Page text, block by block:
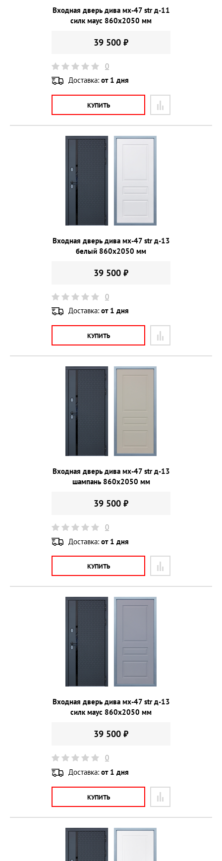
Входная дверь дива мх-47 str д-11
силк маус 860х2050 мм
39 500 ₽
0
Доставка: от 1 дня
КУПИТЬ
Входная дверь дива мх-47 str д-13
белый 860х2050 мм
39 500 ₽
0
Доставка: от 1 дня
КУПИТЬ
Входная дверь дива мх-47 str д-13
шампань 860х2050 мм
39 500 ₽
0
Доставка: от 1 дня
КУПИТЬ
Входная дверь дива мх-47 str д-13
силк маус 860х2050 мм
39 500 ₽
0
Доставка: от 1 дня
КУПИТЬ